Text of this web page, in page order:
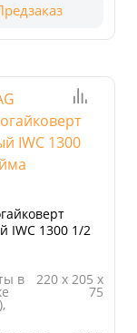
IWC 1300 1/2
в
220 х 205 х
75